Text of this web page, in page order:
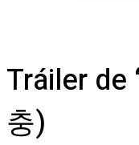
Tráiler de
충)